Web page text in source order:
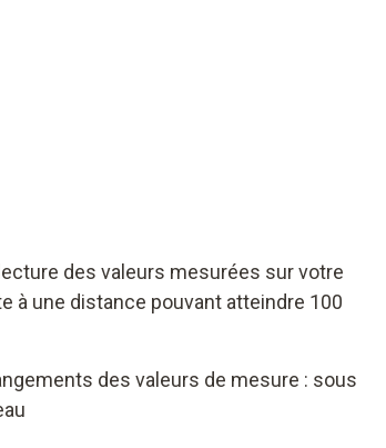
des valeurs mesurées sur votre
à une distance pouvant atteindre 100
des valeurs de mesure : sous